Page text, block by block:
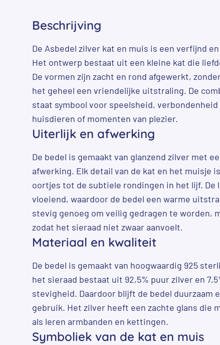
Beschrijving
De Asbedel zilver kat en muis is een verfijnd
Het ontwerp bestaat uit een kleine kat die
De vormen zijn zacht en rond afgewerkt,
het geheel een vriendelijke uitstraling. De
staat symbool voor speelsheid,
huisdieren of momenten van plezier.
Uiterlijk en afwerking
De bedel is gemaakt van glanzend zilver met
afwerking. Elk detail van de kat en het muisje
oortjes tot de subtiele rondingen in het lijf. De
vloeiend, waardoor de bedel een warme
stevig genoeg om veilig gedragen te worden,
zodat het sieraad niet zwaar aanvoelt.
Materiaal en kwaliteit
De bedel is gemaakt van hoogwaardig 925
het sieraad bestaat uit 92,5% puur zilver en
stevigheid. Daardoor blijft de bedel duurzaam
gebruik. Het zilver heeft een zachte glans die
als leren armbanden en kettingen.
Symboliek van de kat en muis